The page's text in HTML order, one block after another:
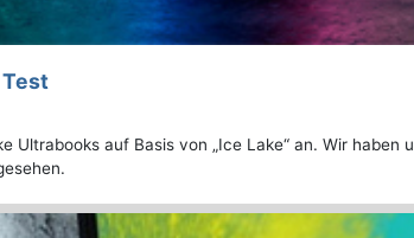
Ultrabooks auf Basis von „Ice Lake“ an. Wir